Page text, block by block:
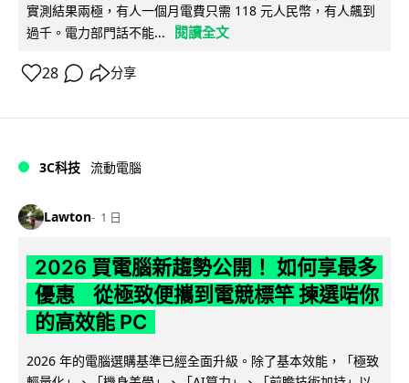
實測結果兩極，有人一個月電費只需 118 元人民幣，有人飆到
過千。電力部門話不能...
閱讀全文
28 分享
3C科技 流動電腦
Lawton 1 日
2026 買電腦新趨勢公開！ 如何享最多
優惠 從極致便攜到電競標竿 揀選啱你
的高效能 PC
2026 年的電腦選購基準已經全面升級。除了基本效能，「極致